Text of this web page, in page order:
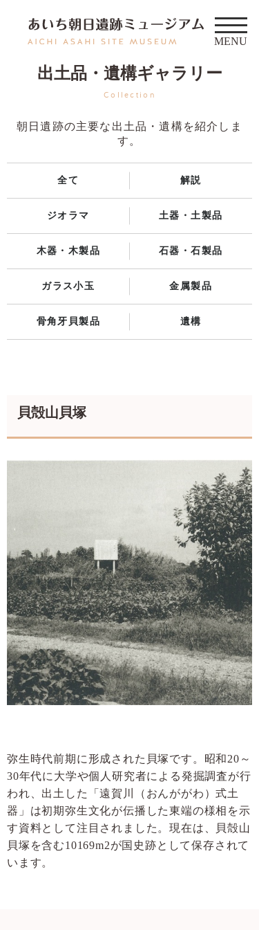
出土品・遺構ギャラリー
Collection
朝日遺跡の主要な出土品・遺構を紹介しま
す。
全て 解説
ジオラマ 土器・土製品
木器・木製品 石器・石製品
ガラス小玉 金属製品
骨角牙貝製品 遺構
貝殻山貝塚
弥生時代前期に形成された貝塚です。昭和20～
30年代に大学や個人研究者による発掘調査が行
われ、出土した「遠賀川（おんががわ）式土
器」は初期弥生文化が伝播した東端の様相を示
す資料として注目されました。現在は、貝殻山
貝塚を含む10169m2が国史跡として保存されて
います。